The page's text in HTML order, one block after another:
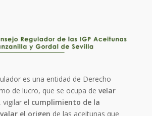
es una entidad de Derecho
de lucro, que se ocupa develar
, vigilar el cumplimiento de la
el origen de las aceitunas que